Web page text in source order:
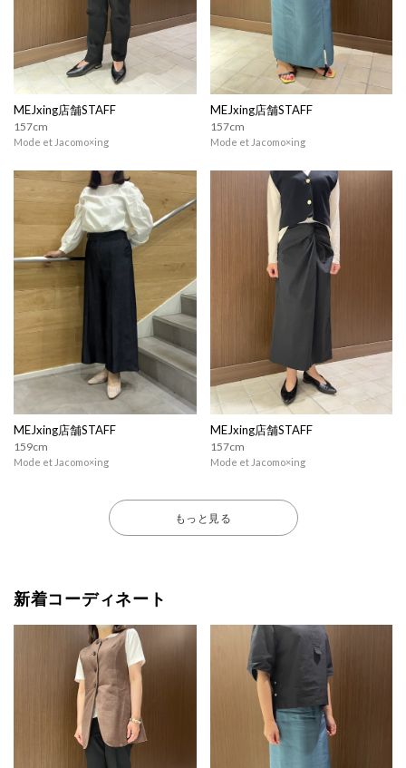
MEJxing店舗STAFF
157cm
Mode et Jacomo×ing
MEJxing店舗STAFF
157cm
Mode et Jacomo×ing
MEJxing店舗STAFF
159cm
Mode et Jacomo×ing
MEJxing店舗STAFF
157cm
Mode et Jacomo×ing
もっと見る
新着コーディネート